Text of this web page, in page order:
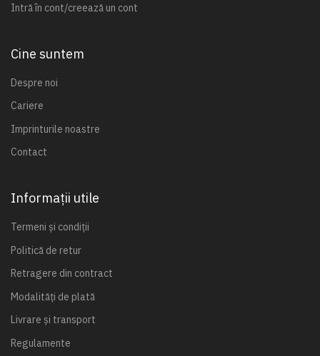
Intră în cont/creează un cont
Cine suntem
Despre noi
Cariere
Imprinturile noastre
Contact
Informații utile
Termeni și condiții
Politică de retur
Retragere din contract
Modalități de plată
Livrare și transport
Regulamente